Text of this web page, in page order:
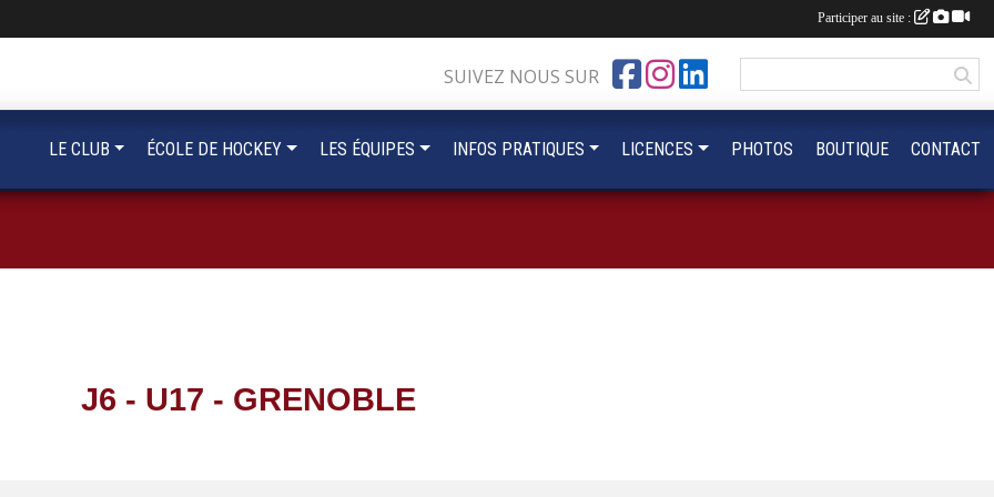
J6 - U17 - GRENOBLE
SUIVEZ NOUS SUR
LE CLUB ÉCOLE DE HOCKEY LES ÉQUIPES INFOS PRATIQUES LICENCES PHOTOS BOUTIQUE CONTACT
Participer au site :